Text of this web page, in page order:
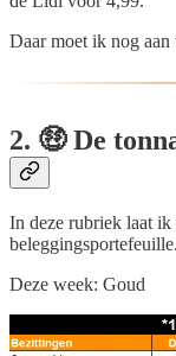
Daar moet ik nog aan
2. 🤑 De
In deze rubriek laat
beleggingsportefeuille.
Deze week: Goud